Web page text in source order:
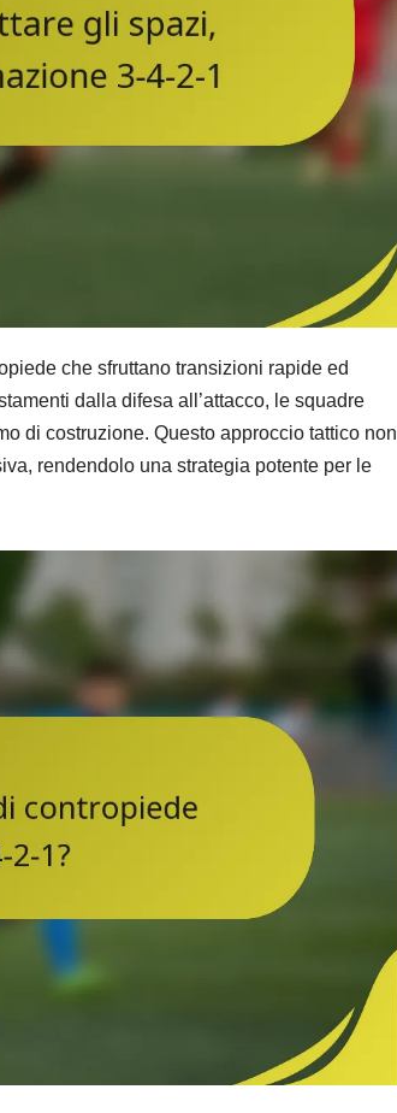
che sfruttano transizioni rapide ed
dalla difesa all’attacco, le squadre
di costruzione. Questo approccio tattico non
rendendolo una strategia potente per le